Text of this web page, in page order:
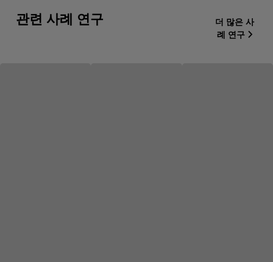
관련 사례 연구
더 많은 사
례 연구